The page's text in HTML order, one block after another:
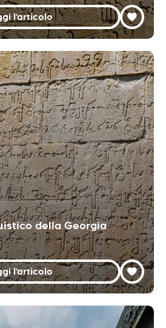
l'articolo
della Georgia
l'articolo